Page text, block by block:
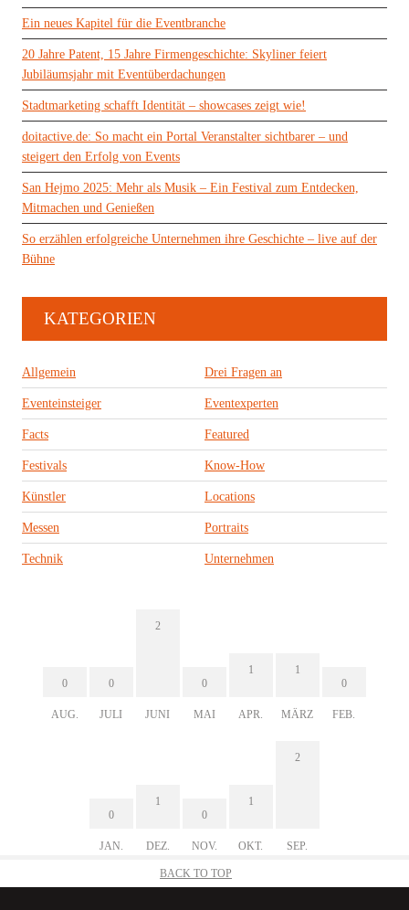
Ein neues Kapitel für die Eventbranche
20 Jahre Patent, 15 Jahre Firmengeschichte: Skyliner feiert
Jubiläumsjahr mit Eventüberdachungen
Stadtmarketing schafft Identität – showcases zeigt wie!
doitactive.de: So macht ein Portal Veranstalter sichtbarer – und
steigert den Erfolg von Events
San Hejmo 2025: Mehr als Musik – Ein Festival zum Entdecken,
Mitmachen und Genießen
So erzählen erfolgreiche Unternehmen ihre Geschichte – live auf der
Bühne
KATEGORIEN
Allgemein Drei Fragen an
Eventeinsteiger Eventexperten
Facts Featured
Festivals Know-How
Künstler Locations
Messen Portraits
Technik Unternehmen
0
AUG.
0
JULI
2
JUNI
0
MAI
1
APR.
1
MÄRZ
0
FEB.
0
JAN.
1
DEZ.
0
NOV.
1
OKT.
2
SEP.
BACK TO TOP